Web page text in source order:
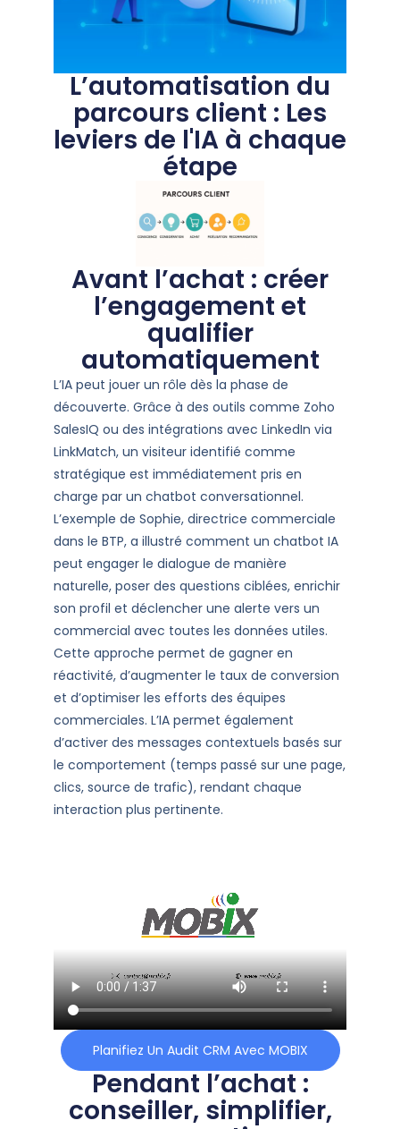
L’automatisation du
parcours client : Les
leviers de l'IA à chaque
étape
Avant l’achat : créer
l’engagement et
qualifier
automatiquement
L’IA peut jouer un rôle dès la phase de
découverte. Grâce à des outils comme Zoho
SalesIQ ou des intégrations avec LinkedIn via
LinkMatch, un visiteur identifié comme
stratégique est immédiatement pris en
charge par un chatbot conversationnel.
L’exemple de Sophie, directrice commerciale
dans le BTP, a illustré comment un chatbot IA
peut engager le dialogue de manière
naturelle, poser des questions ciblées, enrichir
son profil et déclencher une alerte vers un
commercial avec toutes les données utiles.
Cette approche permet de gagner en
réactivité, d’augmenter le taux de conversion
et d’optimiser les efforts des équipes
commerciales. L’IA permet également
d’activer des messages contextuels basés sur
le comportement (temps passé sur une page,
clics, source de trafic), rendant chaque
interaction plus pertinente.
Planifiez Un Audit CRM Avec MOBIX
Pendant l’achat :
conseiller, simplifier,